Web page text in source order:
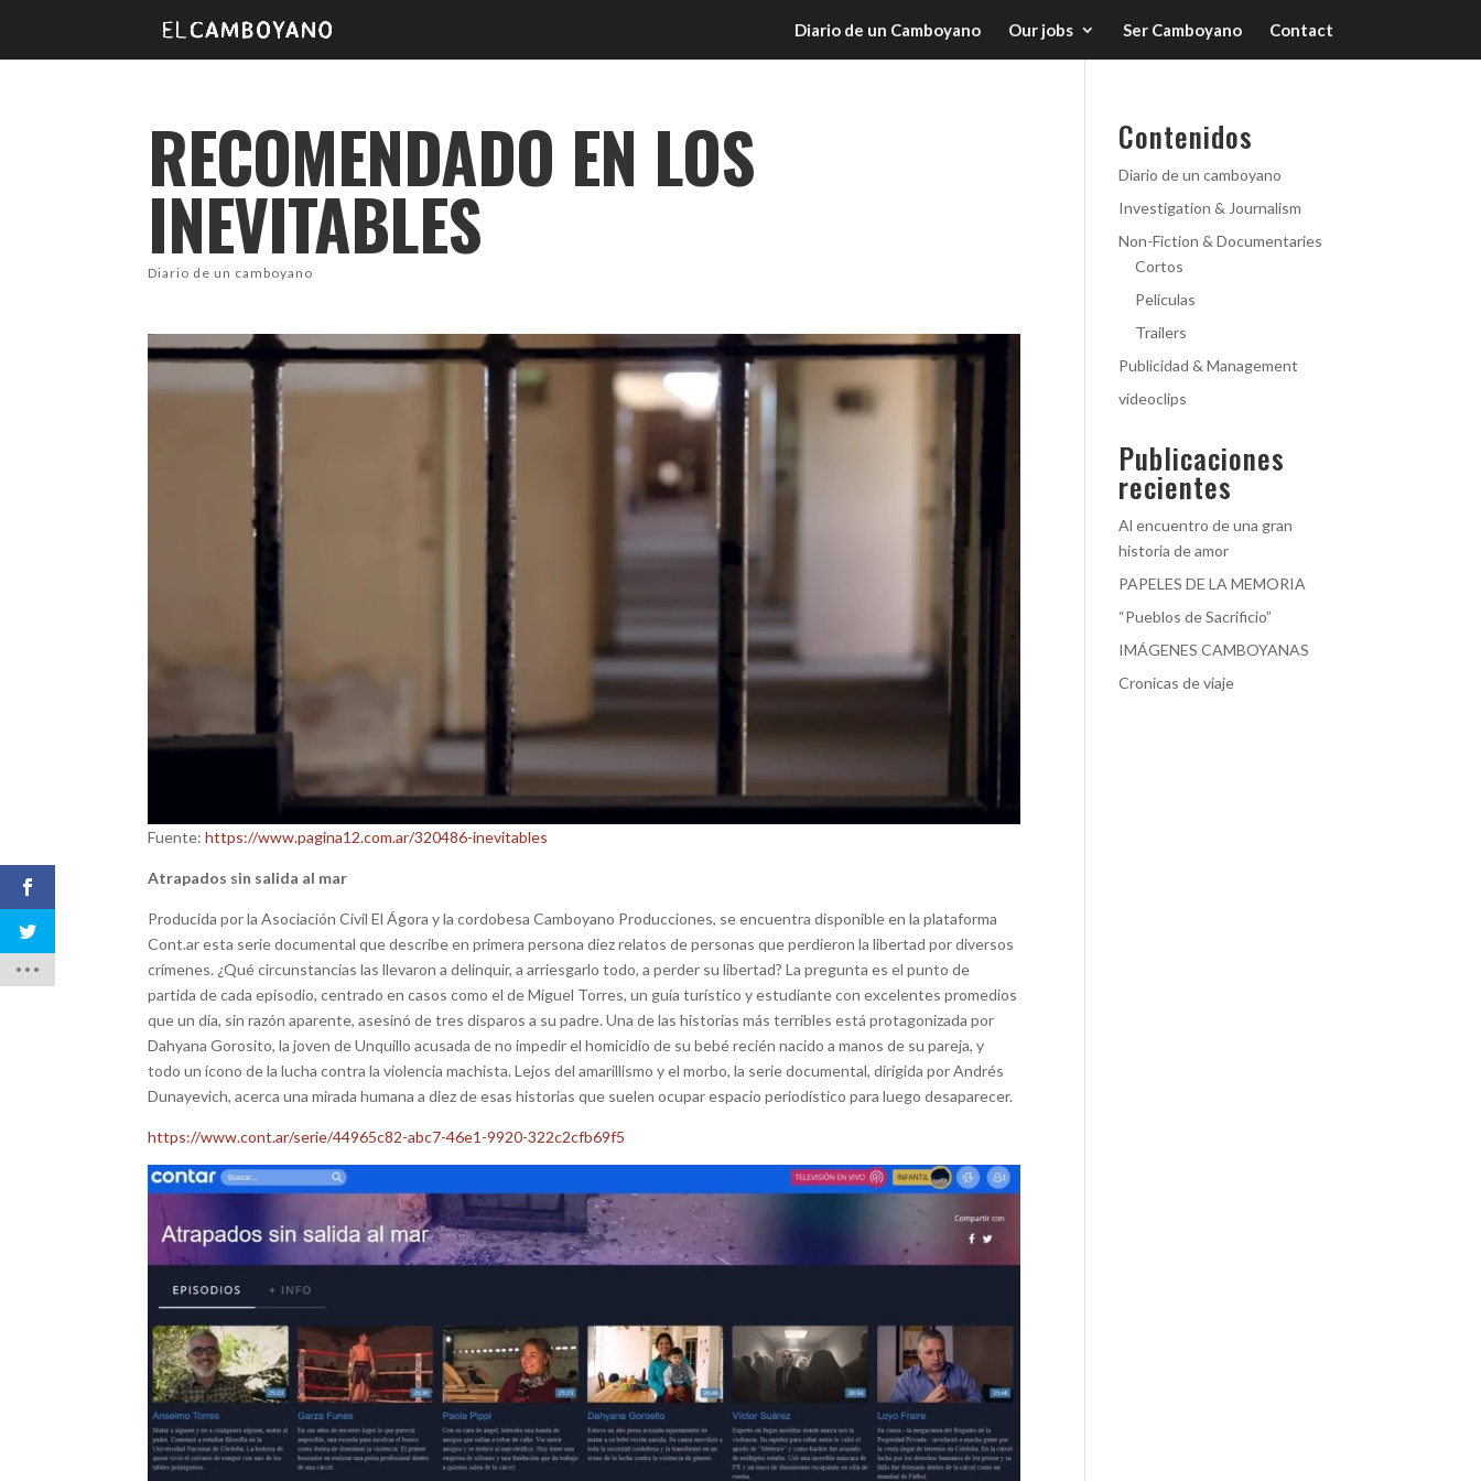
Diario de un Camboyano Our jobs Ser Camboyano Contact
RECOMENDADO EN LOS
INEVITABLES
Diario de un camboyano
facebook
Fuente:https://www.pagina12.com.ar/320486-inevitables
Atrapados sin salida al mar
Producida por la Asociación Civil El Ágora y la cordobesa Camboyano Producciones, se encuentra disponible en la plataforma
Cont.ar esta serie documental que describe en primera persona diez relatos de personas que perdieron la libertad por diversos
crímenes. ¿Qué circunstancias las llevaron a delinquir, a arriesgarlo todo, a perder su libertad? La pregunta es el punto de
partida de cada episodio, centrado en casos como el de Miguel Torres, un guía turístico y estudiante con excelentes promedios
que un día, sin razón aparente, asesinó de tres disparos a su padre. Una de las historias más terribles está protagonizada por
Dahyana Gorosito, la joven de Unquillo acusada de no impedir el homicidio de su bebé recién nacido a manos de su pareja, y
todo un ícono de la lucha contra la violencia machista. Lejos del amarillismo y el morbo, la serie documental, dirigida por Andrés
Dunayevich, acerca una mirada humana a diez de esas historias que suelen ocupar espacio periodístico para luego desaparecer.
https://www.cont.ar/serie/44965c82-abc7-46e1-9920-322c2cfb69f5
Twitter
Contenidos
Diario de un camboyano
Investigation & Journalism
Non-Fiction & Documentaries
Cortos
Películas
Trailers
Publicidad & Management
videoclips
Publicaciones
recientes
Al encuentro de una gran
historia de amor
PAPELES DE LA MEMORIA
“Pueblos de Sacrificio”
IMÁGENES CAMBOYANAS
Cronicas de viaje